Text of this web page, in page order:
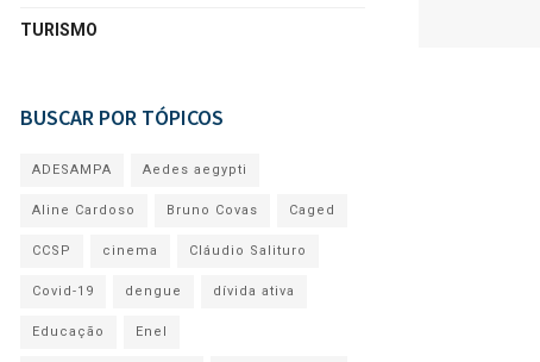
TURISMO
BUSCAR POR TÓPICOS
ADESAMPA Aedes aegypti
Aline Cardoso Bruno Covas Caged
CCSP cinema Cláudio Salituro
Covid-19 dengue dívida ativa
Educação Enel